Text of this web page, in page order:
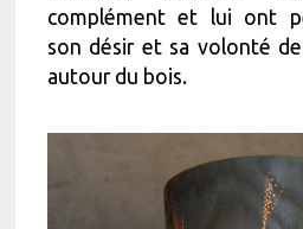
complément et lui ont
son désir et sa volonté
autour du bois.